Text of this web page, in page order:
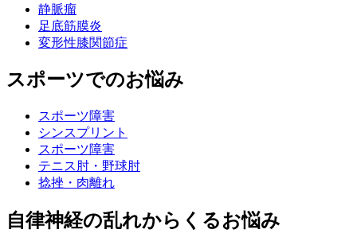
静脈瘤
足底筋膜炎
変形性膝関節症
スポーツでのお悩み
スポーツ障害
シンスプリント
スポーツ障害
テニス肘・野球肘
捻挫・肉離れ
自律神経の乱れからくるお悩み